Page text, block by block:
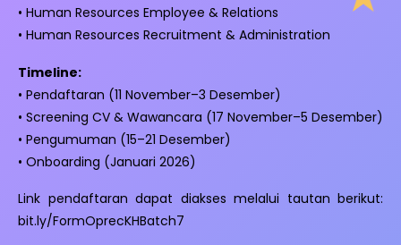
• Human Resources Employee & Relations
• Human Resources Recruitment & Administration
Timeline:
• Pendaftaran (11 November–3 Desember)
• Screening CV & Wawancara (17 November–5 Desember)
• Pengumuman (15–21 Desember)
• Onboarding (Januari 2026)
Link pendaftaran dapat diakses melalui tautan berikut:
bit.ly/FormOprecKHBatch7